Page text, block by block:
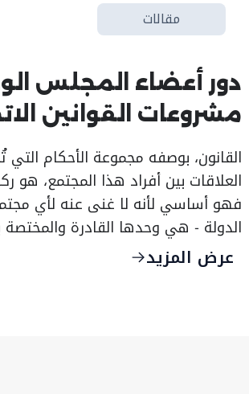
مقالات
دور أعضاء المجلس
مشروعات القوانين
القانون، بوصفه مجموعة الأحكام
العلاقات بين أفراد هذا المجتمع،
فهو أساسي لأنه لا غنى عنه لأي
الدولة - هي وحدها القادرة
عرض المزيد